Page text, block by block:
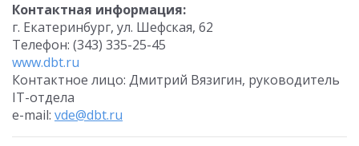
Контактная информация:
г. Екатеринбург, ул. Шефская, 62
Телефон: (343) 335-25-45
www.dbt.ru
Контактное лицо: Дмитрий Вязигин, руководитель
IT-отдела
e-mail: vde@dbt.ru